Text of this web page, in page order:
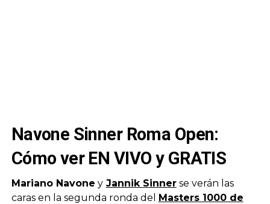
Navone Sinner Roma Open:
Cómo ver EN VIVO y GRATIS
Mariano Navone y Jannik Sinnerse verán las
caras en la segunda ronda del Masters 1000 de